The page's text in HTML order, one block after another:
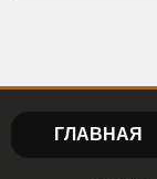
ГЛАВНАЯ